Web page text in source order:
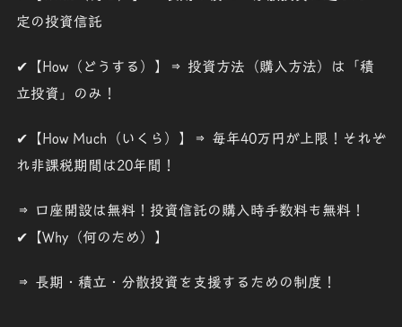
定の投資信託
✔ 【How（どうする）】⇒ 投資方法（購入方法）は「積
立投資」のみ！
✔ 【How Much（いくら）】⇒ 毎年40万円が上限！それぞ
れ非課税期間は20年間！
⇒ 口座開設は無料！投資信託の購入時手数料も無料！
✔ 【Why（何のため）】
⇒ 長期・積立・分散投資を支援するための制度！